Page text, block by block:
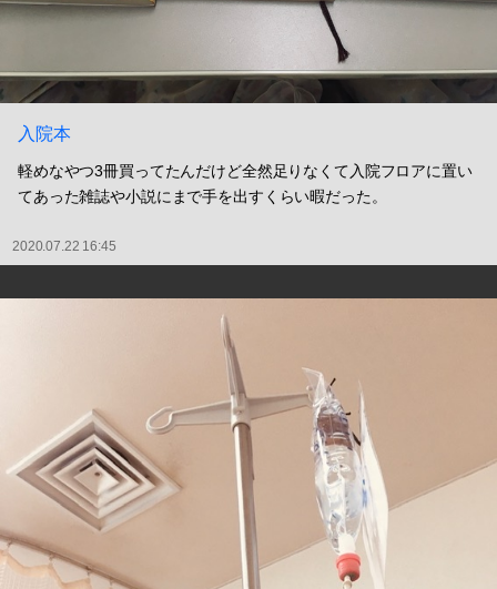
入院本
軽めなやつ3冊買ってたんだけど全然足りなくて入院フロアに置い
てあった雑誌や小説にまで手を出すくらい暇だった。
2020.07.22 16:45